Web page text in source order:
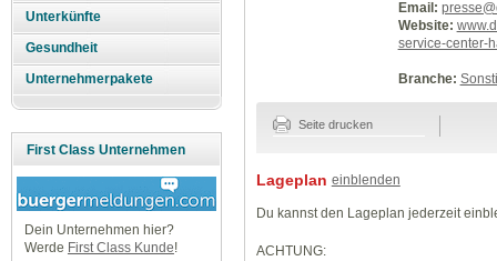
Unterkünfte
Gesundheit
Unternehmerpakete
First Class Unternehmen
Dein Unternehmen hier?
Werde First Class Kunde!
Email:
Website:
service-center-
Branche:
Seite drucken
Lageplan einblenden
Du kannst den Lageplan jederzeit
ACHTUNG: